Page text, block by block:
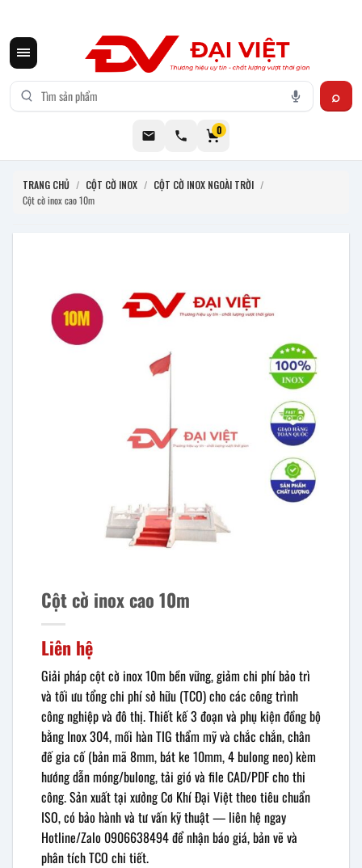
0
TRANG CHỦ / CỘT CỜ INOX / CỘT CỜ INOX NGOÀI TRỜI /
Cột cờ inox cao 10m
Cột cờ inox cao 10m
Liên hệ
Giải pháp cột cờ inox 10m bền vững, giảm chi phí bảo trì
và tối ưu tổng chi phí sở hữu (TCO) cho các công trình
công nghiệp và đô thị. Thiết kế 3 đoạn và phụ kiện đồng bộ
bằng Inox 304, mối hàn TIG thẩm mỹ và chắc chắn, chân
đế gia cố (bản mã 8mm, bát ke 10mm, 4 bulong neo) kèm
hướng dẫn móng/bulong, tải gió và file CAD/PDF cho thi
công. Sản xuất tại xưởng Cơ Khí Đại Việt theo tiêu chuẩn
ISO, có bảo hành và tư vấn kỹ thuật — liên hệ ngay
Hotline/Zalo 0906638494 để nhận báo giá, bản vẽ và
phân tích TCO chi tiết.